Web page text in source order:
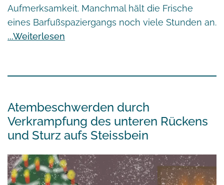
Aufmerksamkeit. Manchmal hält die Frische
eines Barfußspaziergangs noch viele Stunden an.
Weiterlesen
Atembeschwerden durch
Verkrampfung des unteren Rückens
und Sturz aufs Steissbein